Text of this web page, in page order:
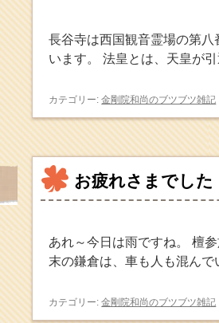
長谷寺は西国観音霊場の第
います。 法皇とは、天皇が
カテゴリー: 金剛院和尚のブツブツ雑記
お疲れさまでした
あれ～今日は雨ですね。 檀
末の鎌倉は、車も人も混ん
カテゴリー: 金剛院和尚のブツブツ雑記